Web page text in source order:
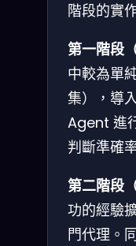
階段的實
第一階段
中較為單
集），導
Agent 進
判斷準確
第二階段
功的經驗
門代理。